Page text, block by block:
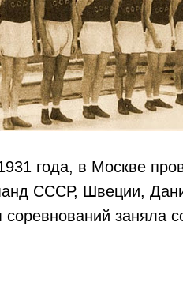
года, в Москве
СССР, Швеции,
заняла